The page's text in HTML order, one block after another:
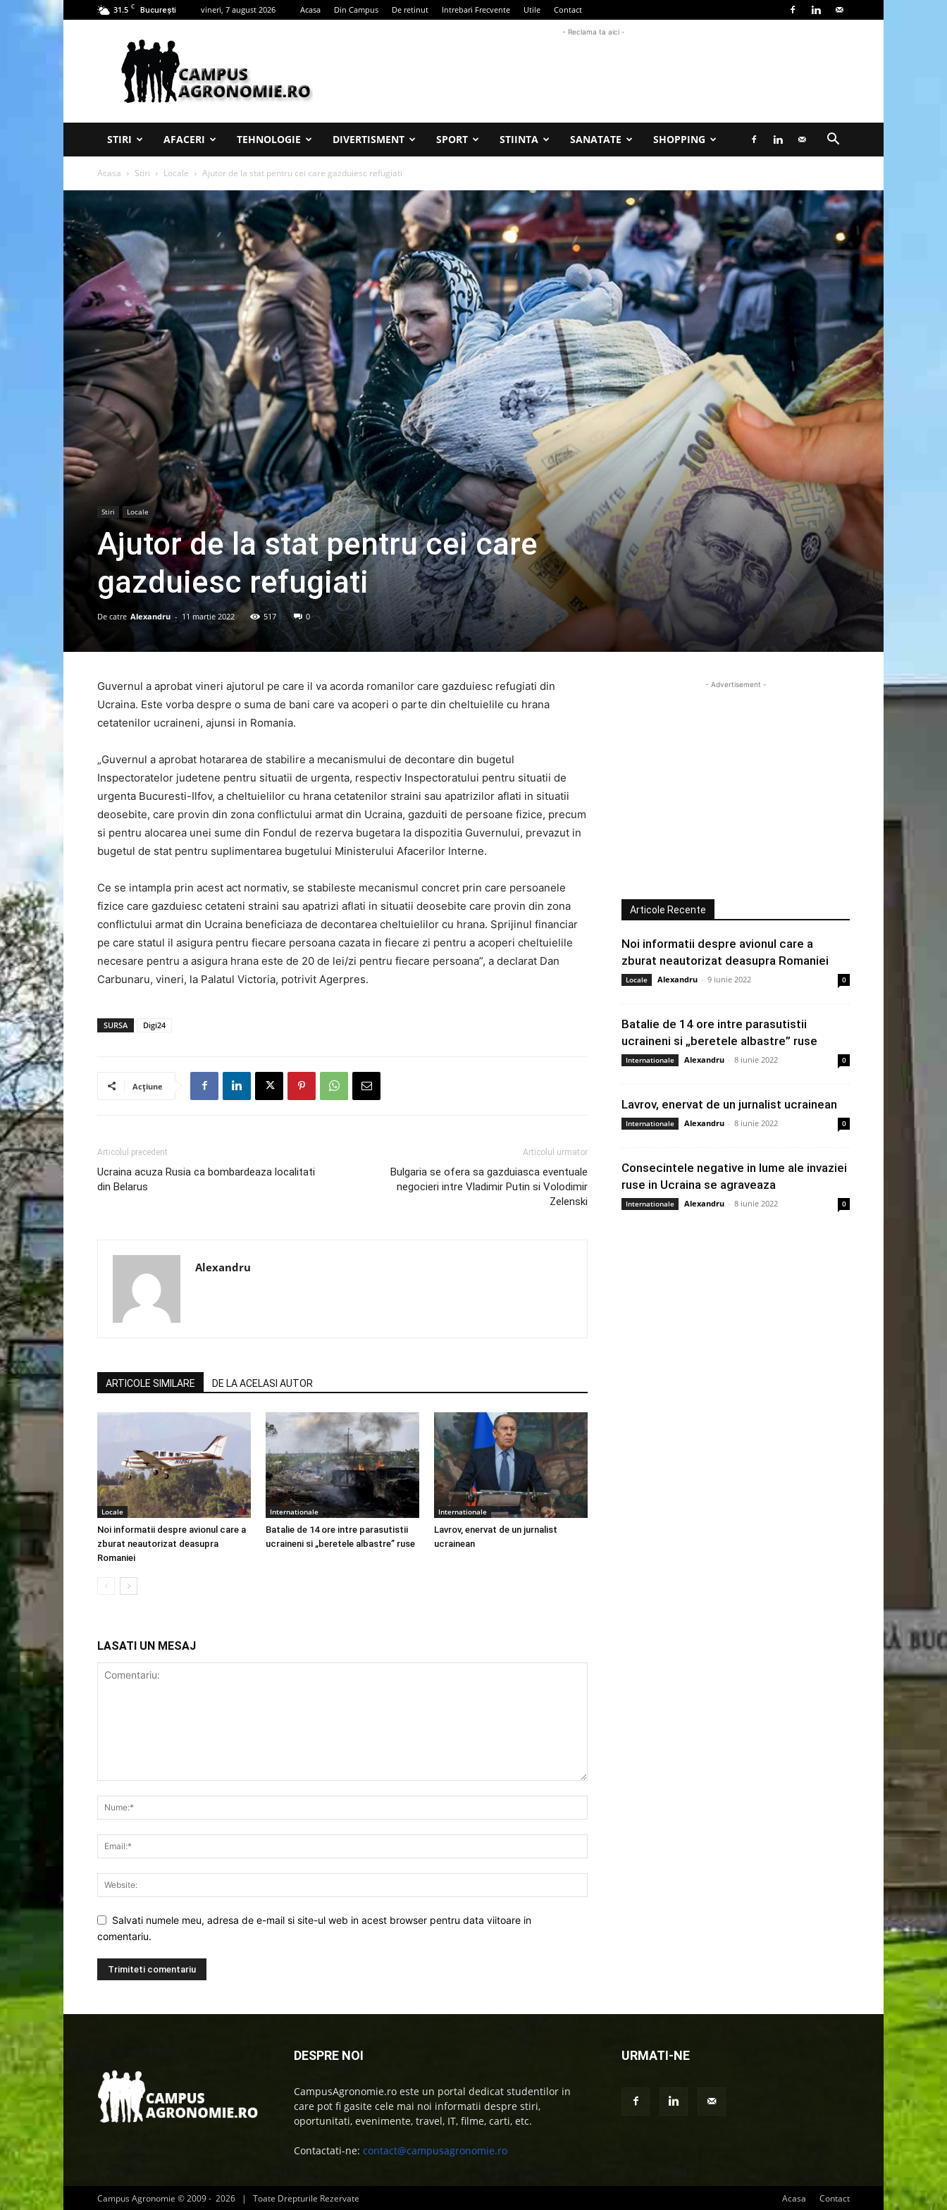
31.5 C București vineri, 7 august 2026 Acasa Din Campus De retinut Intrebari Frecvente Utile Contact
Campus
Agronomie
- Reclama ta aici -
STIRI AFACERI TEHNOLOGIE DIVERTISMENT SPORT STIINTA SANATATE SHOPPING
Acasa Stiri Locale Ajutor de la stat pentru cei care gazduiesc refugiati
Stiri Locale
Ajutor de la stat pentru cei care
gazduiesc refugiati
De catre Alexandru - 11 martie 2022 517 0
Guvernul a aprobat vineri ajutorul pe care il va acorda romanilor care gazduiesc refugiati din
Ucraina. Este vorba despre o suma de bani care va acoperi o parte din cheltuielile cu hrana
cetatenilor ucraineni, ajunsi in Romania.
„Guvernul a aprobat hotararea de stabilire a mecanismului de decontare din bugetul
Inspectoratelor judetene pentru situatii de urgenta, respectiv Inspectoratului pentru situatii de
urgenta Bucuresti-Ilfov, a cheltuielilor cu hrana cetatenilor straini sau apatrizilor aflati in situatii
deosebite, care provin din zona conflictului armat din Ucraina, gazduiti de persoane fizice, precum
si pentru alocarea unei sume din Fondul de rezerva bugetara la dispozitia Guvernului, prevazut in
bugetul de stat pentru suplimentarea bugetului Ministerului Afacerilor Interne.
Ce se intampla prin acest act normativ, se stabileste mecanismul concret prin care persoanele
fizice care gazduiesc cetateni straini sau apatrizi aflati in situatii deosebite care provin din zona
conflictului armat din Ucraina beneficiaza de decontarea cheltuielilor cu hrana. Sprijinul financiar
pe care statul il asigura pentru fiecare persoana cazata in fiecare zi pentru a acoperi cheltuielile
necesare pentru a asigura hrana este de 20 de lei/zi pentru fiecare persoana”, a declarat Dan
Carbunaru, vineri, la Palatul Victoria, potrivit Agerpres.
SURSA Digi24
Acțiune
Articolul precedent
Ucraina acuza Rusia ca bombardeaza localitati
din Belarus
Articolul urmator
Bulgaria se ofera sa gazduiasca eventuale
negocieri intre Vladimir Putin si Volodimir
Zelenski
Alexandru
ARTICOLE SIMILARE DE LA ACELASI AUTOR
Locale
Noi informatii despre avionul care a
zburat neautorizat deasupra
Romaniei
Internationale
Batalie de 14 ore intre parasutistii
ucraineni si „beretele albastre” ruse
Internationale
Lavrov, enervat de un jurnalist
ucrainean
LASATI UN MESAJ
Salvati numele meu, adresa de e-mail si site-ul web in acest browser pentru data viitoare in
comentariu.
- Advertisement -
Articole Recente
Noi informatii despre avionul care a
zburat neautorizat deasupra Romaniei
Locale Alexandru - 9 iunie 2022 0
Batalie de 14 ore intre parasutistii
ucraineni si „beretele albastre” ruse
Internationale Alexandru - 8 iunie 2022 0
Lavrov, enervat de un jurnalist ucrainean
Internationale Alexandru - 8 iunie 2022 0
Consecintele negative in lume ale invaziei
ruse in Ucraina se agraveaza
Internationale Alexandru - 8 iunie 2022 0
DESPRE NOI
CampusAgronomie.ro este un portal dedicat studentilor in
care pot fi gasite cele mai noi informatii despre stiri,
oportunitati, evenimente, travel, IT, filme, carti, etc.
Contactati-ne: contact@campusagronomie.ro
URMATI-NE
Acasa Contact
Campus Agronomie © 2009 - 2026 | Toate Drepturile Rezervate